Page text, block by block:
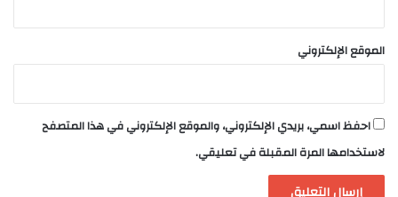
الموقع الإلكتروني
احفظ اسمي، بريدي الإلكتروني، والموقع الإلكتروني في هذا المتصفح
لاستخدامها المرة المقبلة في تعليقي.